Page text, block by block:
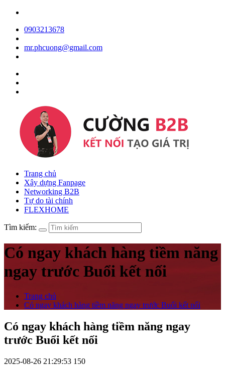
0903213678
mr.phcuong@gmail.com
Trang chủ
Xây dựng Fanpage
Networking B2B
Tự do tài chính
FLEXHOME
Tìm kiếm:
Có ngay khách hàng tiềm năng
ngay trước Buổi kết nối
Trang chủ
Có ngay khách hàng tiềm năng ngay trước Buổi kết nối
Có ngay khách hàng tiềm năng ngay
trước Buổi kết nối
2025-08-26 21:29:53 150